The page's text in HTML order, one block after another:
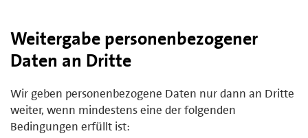
Weitergabe personenbezogener
Daten an Dritte
Wir geben personenbezogene Daten nur dann an Dritte
weiter, wenn mindestens eine der folgenden
Bedingungen erfüllt ist: